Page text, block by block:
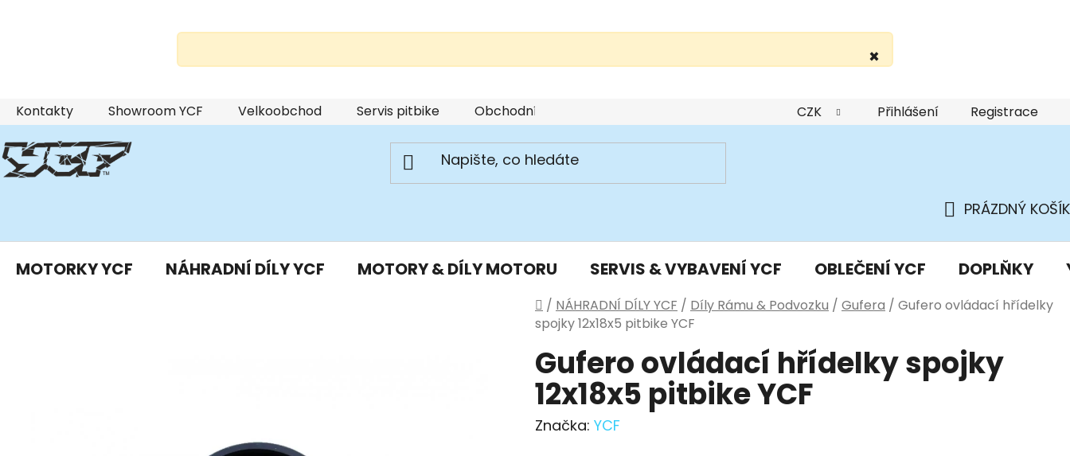
×
Přejít
na
obsah
Kontakty Showroom YCF Velkoobchod Servis pitbike Obchodní podmínky Podmínky ochrany osobních údajů
CZK Přihlášení Registrace
KOŠÍK
PRÁZDNÝ KOŠÍK
MOTORKY YCF NÁHRADNÍ DÍLY YCF MOTORY & DÍLY MOTORU SERVIS & VYBAVENÍ YCF OBLEČENÍ YCF DOPLŇKY
Domů
/ NÁHRADNÍ DÍLY YCF / Díly Rámu & Podvozku / Gufera / Gufero ovládací hřídelky
spojky 12x18x5 pitbike YCF
Gufero ovládací hřídelky spojky
12x18x5 pitbike YCF
Značka: YCF